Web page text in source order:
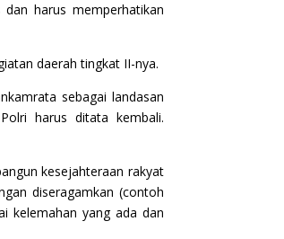
harus memperhatikan
daerah tingkat II-nya.
sebagai landasan
harus ditata kembali.
kesejahteraan rakyat
diseragamkan (contoh
kelemahan yang ada dan